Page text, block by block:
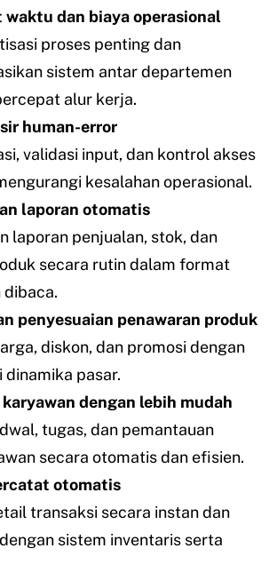
waktu dan biaya operasional
proses penting dan
sistem antar departemen
alur kerja.
human-error
validasi input, dan kontrol akses
kesalahan operasional.
laporan otomatis
laporan penjualan, stok, dan
secara rutin dalam format
dibaca.
penyesuaian penawaran produk
diskon, dan promosi dengan
dinamika pasar.
dengan lebih mudah
tugas, dan pemantauan
secara otomatis dan efisien.
otomatis
transaksi secara instan dan
sistem inventaris serta